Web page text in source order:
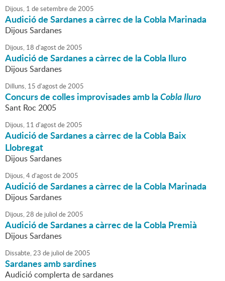
Dijous, 1 desetembrede2005
Audició de Sardanes a càrrec de la Cobla Marinada
Dijous Sardanes
Dijous, 18 d'agostde2005
Audició de Sardanes a càrrec de la Cobla Iluro
Dijous Sardanes
Dilluns, 15 d'agostde2005
Concurs de colles improvisades amb laCobla Iluro
Sant Roc 2005
Dijous, 11 d'agostde2005
Audició de Sardanes a càrrec de la Cobla Baix
Llobregat
Dijous Sardanes
Dijous,4d'agostde2005
Audició de Sardanes a càrrec de la Cobla Marinada
Dijous Sardanes
Dijous,28 de juliol de2005
Audició de Sardanes a càrrec de la Cobla Premià
Dijous Sardanes
Dissabte,23 de juliol de2005
Sardanes amb sardines
Audició complerta de sardanes